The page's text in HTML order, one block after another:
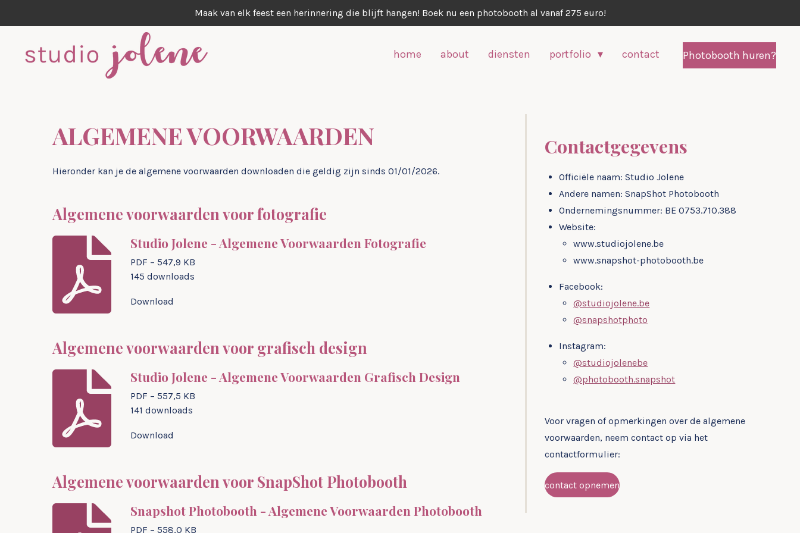
Maak van elk feest een herinnering die blijft hangen! Boek nu een photobooth al vanaf 275 euro!
home about diensten portfolio contact Photobooth huren?
ALGEMENE VOORWAARDEN
Hieronder kan je de algemene voorwaarden downloaden die geldig zijn sinds 01/01/2026.
Algemene voorwaarden voor fotografie
Studio Jolene - Algemene Voorwaarden Fotografie
PDF – 547,9 KB
145 downloads
Download
Algemene voorwaarden voor grafisch design
Studio Jolene - Algemene Voorwaarden Grafisch Design
PDF – 557,5 KB
141 downloads
Download
Algemene voorwaarden voor SnapShot Photobooth
Snapshot Photobooth - Algemene Voorwaarden Photobooth
PDF – 558,0 KB
Contactgegevens
Officiële naam: Studio Jolene
Andere namen: SnapShot Photobooth
Ondernemingsnummer: BE 0753.710.388
Website:
www.studiojolene.be
www.snapshot-photobooth.be
Facebook:
@studiojolene.be
@snapshotphoto
Instagram:
@studiojolenebe
@photobooth.snapshot
Voor vragen of opmerkingen over de algemene
voorwaarden, neem contact op via het
contactformulier:
contact opnemen